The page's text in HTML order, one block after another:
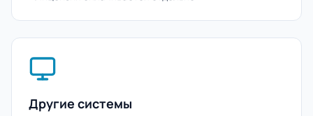
Другие системы